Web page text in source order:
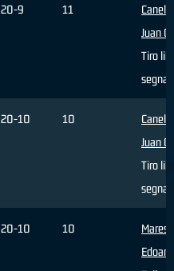
20-9 11
Canelo
Juan
Tiro
20-10 10
Canelo
Juan
Tiro
20-10 10